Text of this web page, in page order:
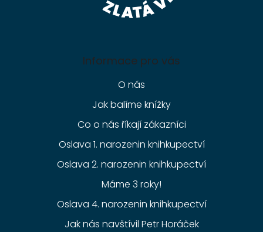
Informace pro vás
O nás
Jak balíme knížky
Co o nás říkají zákazníci
Oslava 1. narozenin knihkupectví
Oslava 2. narozenin knihkupectví
Máme 3 roky!
Oslava 4. narozenin knihkupectví
Jak nás navštívil Petr Horáček